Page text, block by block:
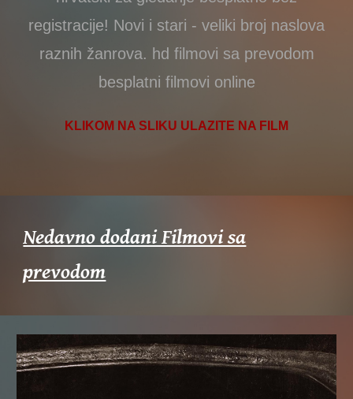
registracije! Novi i stari - veliki broj naslova
raznih žanrova. hd filmovi sa prevodom
besplatni filmovi online
KLIKOM NA SLIKU ULAZITE NA FILM
Nedavno dodani Filmovi sa
prevodom